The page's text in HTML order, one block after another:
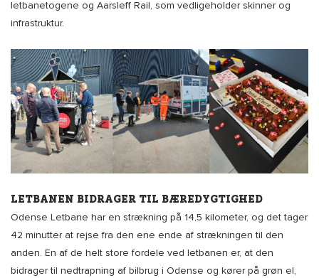
letbanetogene og Aarsleff Rail, som vedligeholder skinner og
infrastruktur.
LETBANEN BIDRAGER TIL BÆREDYGTIGHED
Odense Letbane har en strækning på 14,5 kilometer, og det tager
42 minutter at rejse fra den ene ende af strækningen til den
anden. En af de helt store fordele ved letbanen er, at den
bidrager til nedtrapning af bilbrug i Odense og kører på grøn el,